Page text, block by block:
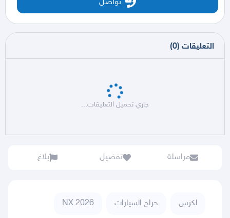
تواصل
التعليقات (
0
)
جاري تحميل التعليقات...
مراسلة تفضيل بلاغ
لكزس حراج السيارات NX 2026